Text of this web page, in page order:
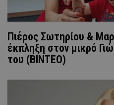
Πιέρος Σωτηρίου &
έκπληξη στον μικρό
του (ΒΙΝΤΕΟ)